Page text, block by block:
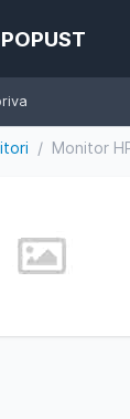
/ Monitor